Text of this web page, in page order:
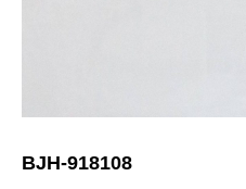
BJH-918108